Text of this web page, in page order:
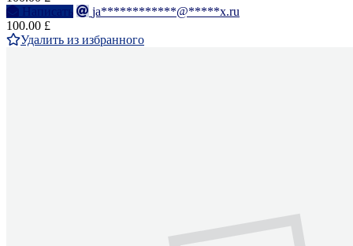
Написать
ja************@*****x.ru
100.00 £
Удалить из избранного